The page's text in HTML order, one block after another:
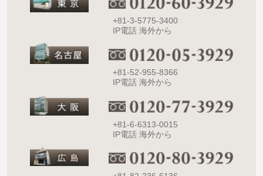
+81-3-5775-3400
IP電話 海外から
+81-52-955-8366
IP電話 海外から
+81-6-6313-0015
IP電話 海外から